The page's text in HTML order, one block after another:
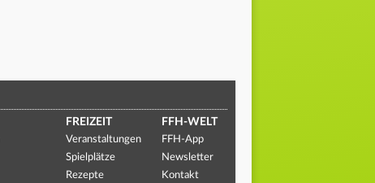
FREIZEIT
Veranstaltungen
Spielplätze
Rezepte
FFH-WELT
FFH-App
Newsletter
Kontakt